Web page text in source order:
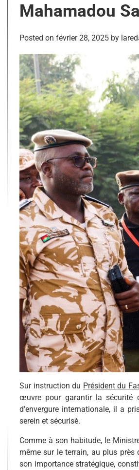
Mahamadou
Posted on février 28, 2025 by
Sur instruction du Président du
œuvre pour garantir la sécurité
d’envergure internationale, il a
serein et sécurisé.
Comme à son habitude, le
même sur le terrain, au plus près
son importance stratégique,